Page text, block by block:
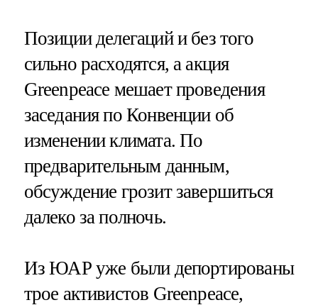
Позиции делегаций и без того
сильно расходятся, а акция
Greenpeace мешает проведения
заседания по Конвенции об
изменении климата. По
предварительным данным,
обсуждение грозит завершиться
далеко за полночь.
Из ЮАР уже были депортированы
трое активистов Greenpeace,